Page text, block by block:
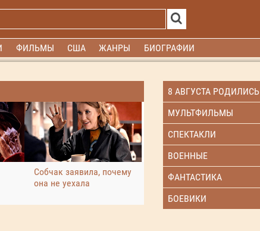
ФИЛЬМЫ США ЖАНРЫ БИОГРАФИИ
Собчак заявила, почему
она не уехала
8 АВГУСТА РОДИЛИСЬ
МУЛЬТФИЛЬМЫ
СПЕКТАКЛИ
ВОЕННЫЕ
ФАНТАСТИКА
БОЕВИКИ